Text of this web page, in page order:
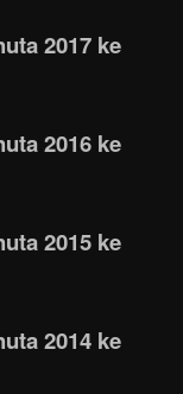
2017 ke
2016 ke
2015 ke
2014 ke